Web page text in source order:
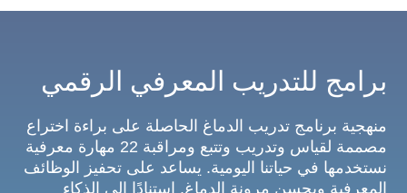
برامج للتدريب المعرفي الرقمي
منهجية برنامج تدريب الدماغ الحاصلة على براءة اختراع
مصممة لقياس وتدريب وتتبع ومراقبة 22 مهارة معرفية
نستخدمها في حياتنا اليومية. يساعد على تحفيز الوظائف
المعرفية ويحسن مرونة الدماغ. استنادًا إلى الذكاء